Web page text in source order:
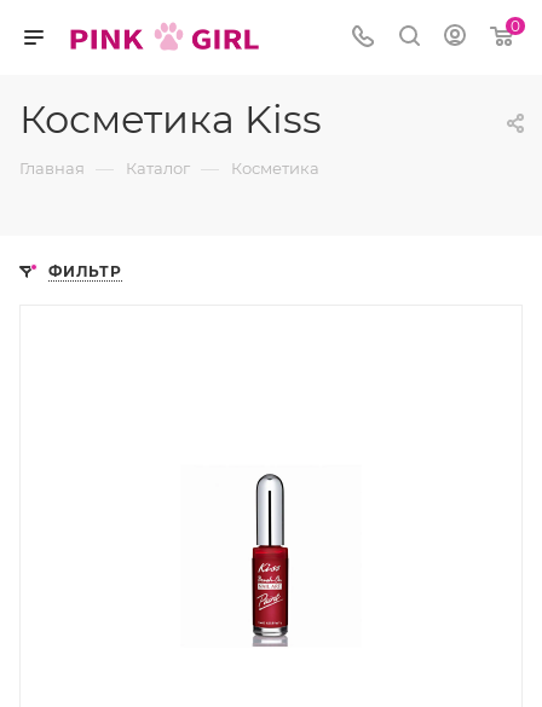
0
Косметика Kiss
Главная — Каталог — Косметика
ФИЛЬТР